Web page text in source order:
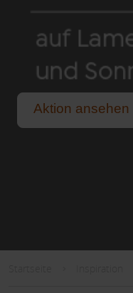
Aktion ansehen